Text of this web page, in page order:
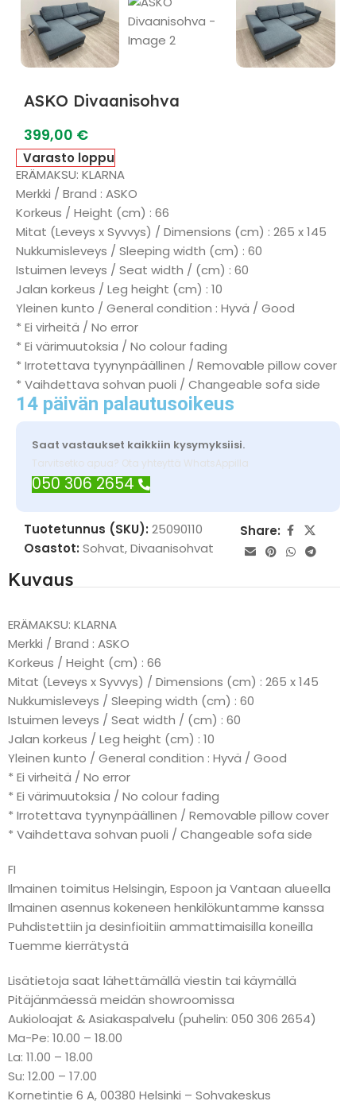
ASKO Divaanisohva
399,00 €
Varasto loppu
ERÄMAKSU: KLARNA
Merkki / Brand : ASKO
Korkeus / Height (cm) : 66
Mitat (Leveys x Syvvys) / Dimensions (cm) : 265 x 145
Nukkumisleveys / Sleeping width (cm) : 60
Istuimen leveys / Seat width / (cm) : 60
Jalan korkeus / Leg height (cm) : 10
Yleinen kunto / General condition : Hyvä / Good
* Ei virheitä / No error
* Ei värimuutoksia / No colour fading
* Irrotettava tyynynpäällinen / Removable pillow cover
* Vaihdettava sohvan puoli / Changeable sofa side
14 päivän palautusoikeus
Saat vastaukset kaikkiin kysymyksiisi.
Tarvitsetko apua? Ota yhteyttä WhatsAppilla
050 306 2654
Tuotetunnus (SKU): 25090110
Osastot: Sohvat,Divaanisohvat
Share:
Kuvaus
ERÄMAKSU: KLARNA
Merkki / Brand : ASKO
Korkeus / Height (cm) : 66
Mitat (Leveys x Syvvys) / Dimensions (cm) : 265 x 145
Nukkumisleveys / Sleeping width (cm) : 60
Istuimen leveys / Seat width / (cm) : 60
Jalan korkeus / Leg height (cm) : 10
Yleinen kunto / General condition : Hyvä / Good
* Ei virheitä / No error
* Ei värimuutoksia / No colour fading
* Irrotettava tyynynpäällinen / Removable pillow cover
* Vaihdettava sohvan puoli / Changeable sofa side
FI
Ilmainen toimitus Helsingin, Espoon ja Vantaan alueella
Ilmainen asennus kokeneen henkilökuntamme kanssa
Puhdistettiin ja desinfioitiin ammattimaisilla koneilla
Tuemme kierrätystä
Lisätietoja saat lähettämällä viestin tai käymällä
Pitäjänmäessä meidän showroomissa
Aukioloajat & Asiakaspalvelu (puhelin: 050 306 2654)
Ma-Pe: 10.00 – 18.00
La: 11.00 – 18.00
Su: 12.00 – 17.00
Kornetintie 6 A, 00380 Helsinki – Sohvakeskus